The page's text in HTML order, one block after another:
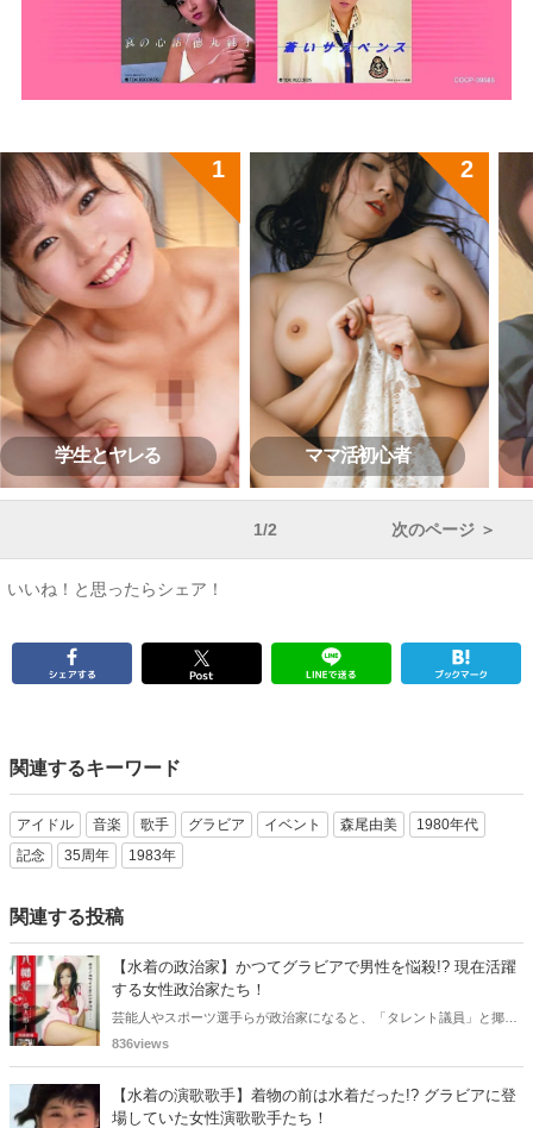
学生とヤレる ママ活初心者
1/2 次のページ ＞
いいね！と思ったらシェア！
関連するキーワード
アイドル 音楽 歌手 グラビア イベント 森尾由美
1980年代
記念
35周年 1983年
関連する投稿
【水着の政治家】かつてグラビアで男性を悩殺!? 現在活躍
する女性政治家たち！
芸能人やスポーツ選手らが政治家になると、「タレント議員」と揶揄
されることがありますが、同時に、"タレントとしての活躍" が再注目
わどいショットで多くの男性を魅了した女性も!? 今回は、そんなグラ
ビアで活躍した女性政治家6名をご紹介します。
836views
【水着の演歌歌手】着物の前は水着だった!? グラビアに登
場していた女性演歌歌手たち！